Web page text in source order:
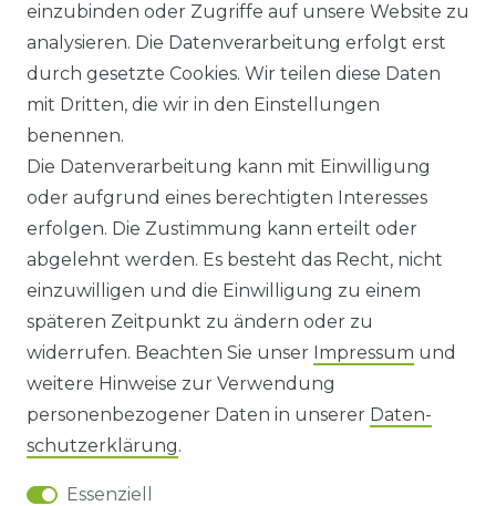
KONTAKT
ANFAHRT
WIDERRUFS­FORMULAR
HINWEISE ZUR BATTERIEENTSORGUNG
IMPRESSUM
AGB UND KUNDENINFORMATIONEN
DATENSCHUTZERKLÄRUNG
BARRIEREFREIHEIT
einzubinden oder Zugriffe auf unsere Website zu
analysieren. Die Datenverarbeitung erfolgt erst
durch gesetzte Cookies. Wir teilen diese Daten
mit Dritten, die wir in den Einstellungen
benennen.
Die Datenverarbeitung kann mit Einwilligung
oder aufgrund eines berechtigten Interesses
erfolgen. Die Zustimmung kann erteilt oder
abgelehnt werden. Es besteht das Recht, nicht
einzuwilligen und die Einwilligung zu einem
späteren Zeitpunkt zu ändern oder zu
widerrufen. Beachten Sie unser Impressum und
weitere Hinweise zur Verwendung
personenbezogener Daten in unserer Daten­
schutz­erklärung.
Essenziell